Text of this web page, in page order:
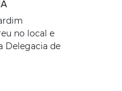
no local e
Delegacia de